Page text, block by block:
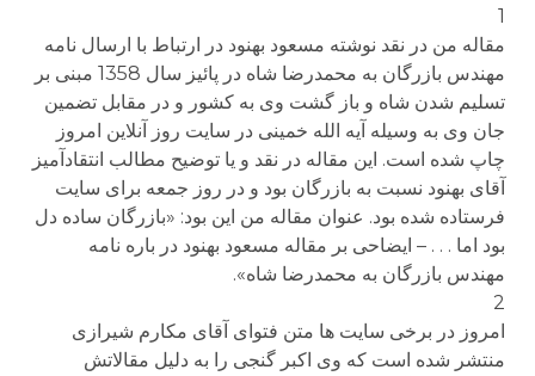
1
مقاله من در نقد نوشته مسعود بهنود در ارتباط با ارسال نامه
مهندس بازرگان به محمدرضا شاه در پائیز سال 1358 مبنی بر
تسلیم شدن شاه و باز گشت وی به کشور و در مقابل تضمین
جان وی به وسیله آیه الله خمینی در سایت روز آنلاین امروز
چاپ شده است. این مقاله در نقد و یا توضیح مطالب انتقادآمیز
آقای بهنود نسبت به بازرگان بود و در روز جمعه برای سایت
فرستاده شده بود. عنوان مقاله من این بود: «بازرگان ساده دل
بود اما . . . – ایضاحی بر مقاله مسعود بهنود در باره نامه
مهندس بازرگان به محمدرضا شاه».
2
امروز در برخی سایت ها متن فتوای آقای مکارم شیرازی
منتشر شده است که وی اکبر گنجی را به دلیل مقالاتش